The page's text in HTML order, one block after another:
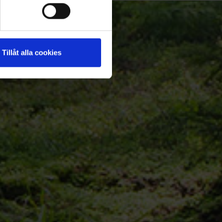
Tillåt alla cookies